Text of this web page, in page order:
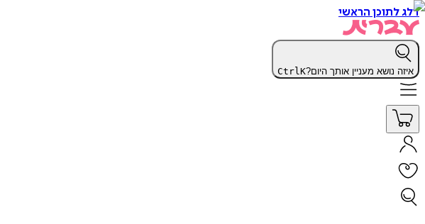
דלג לתוכן הראשי
איזה נושא מעניין אותך היום? CtrlK